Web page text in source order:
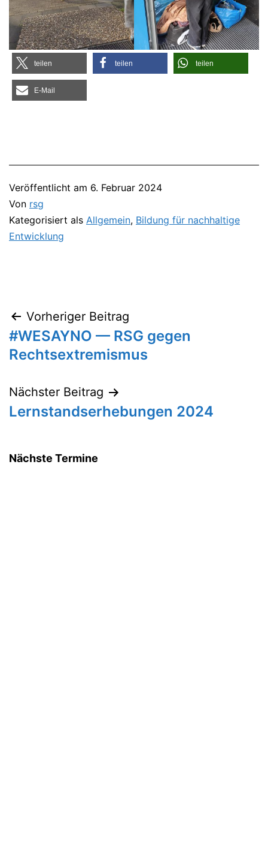
tei­len tei­len tei­len
E‑Mail
Veröffentlicht am 6. Februar 2024
Von rsg
Kategorisiert als Allgemein, Bildung für nachhaltige
Entwicklung
Beitragsnavigation
Vorheriger Beitrag
#WESAYNO — RSG gegen
Rechtsextremismus
Nächster Beitrag
Lernstandserhebungen 2024
Nächste Termine